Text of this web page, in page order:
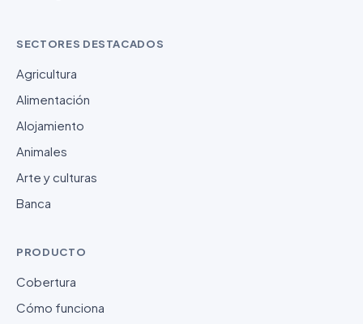
SECTORES DESTACADOS
Agricultura
Alimentación
Alojamiento
Animales
Arte y culturas
Banca
PRODUCTO
Cobertura
Cómo funciona